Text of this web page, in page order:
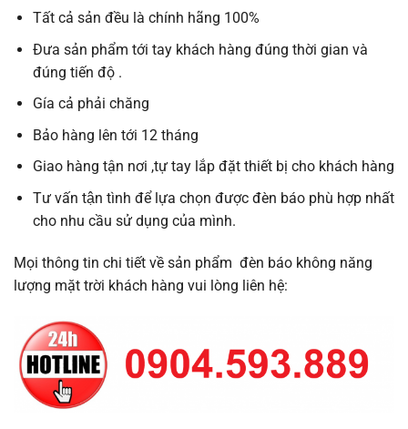
Tất cả sản đều là chính hãng 100%
Đưa sản phẩm tới tay khách hàng đúng thời gian và
đúng tiến độ .
Gía cả phải chăng
Bảo hàng lên tới 12 tháng
Giao hàng tận nơi ,tự tay lắp đặt thiết bị cho khách hàng
Tư vấn tận tình để lựa chọn được đèn báo phù hợp nhất
cho nhu cầu sử dụng của mình.
Mọi thông tin chi tiết về sản phẩm đèn báo không năng
lượng mặt trời khách hàng vui lòng liên hệ: